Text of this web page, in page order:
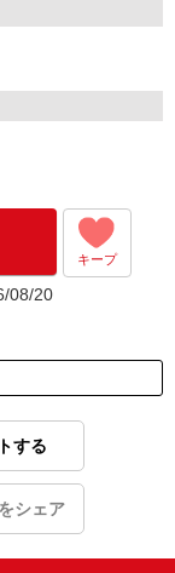
キープ
08/20
する
シェア